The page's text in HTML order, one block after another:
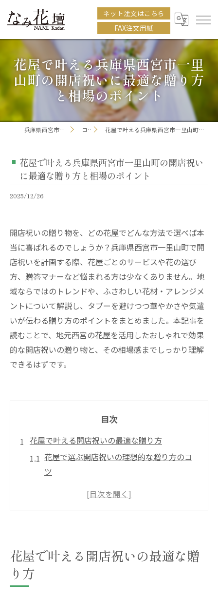
ネット注文はこちら
FAX注文用紙
花屋で叶える兵庫県西宮市一里
山町の開店祝いに最適な贈り方
と相場のポイント
兵庫県西宮市の花屋ならなみ花壇 コラム 花屋で叶える兵庫県西宮市一里山町の開店祝いに最適な贈り方と相場のポイント
花屋で叶える兵庫県西宮市一里山町の開店祝い
に最適な贈り方と相場のポイント
2025/12/26
開店祝いの贈り物を、どの花屋でどんな方法で選べば本
当に喜ばれるのでしょうか？兵庫県西宮市一里山町で開
店祝いを計画する際、花屋ごとのサービスや花の選び
方、贈答マナーなど悩まれる方は少なくありません。地
域ならではのトレンドや、ふさわしい花材・アレンジメ
ントについて解説し、タブーを避けつつ華やかさや気遣
いが伝わる贈り方のポイントをまとめました。本記事を
読むことで、地元西宮の花屋を活用したおしゃれで効果
的な開店祝いの贈り物と、その相場感までしっかり理解
できるはずです。
目次
花屋で叶える開店祝いの最適な贈り方
花屋で選ぶ開店祝いの理想的な贈り方のコ
ツ
花屋を活用した相手が喜ぶ開店祝いの工夫
開店祝いに最適な花屋の活用術と注意点
西宮一里山町の花屋選びのポイント解説
花屋で叶える開店祝いの最適な贈
り方